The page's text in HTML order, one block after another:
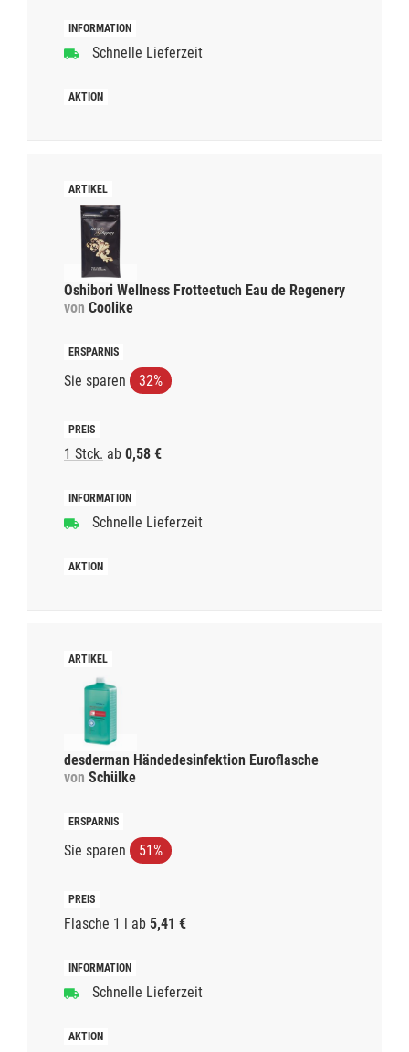
Schnelle Lieferzeit
Oshibori Wellness Frotteetuch Eau de Regenery
von Coolike
Sie sparen 32%
1 Stck. ab 0,58 €
Schnelle Lieferzeit
desderman Händedesinfektion Euroflasche
von Schülke
Sie sparen 51%
Flasche 1 l ab 5,41 €
Schnelle Lieferzeit